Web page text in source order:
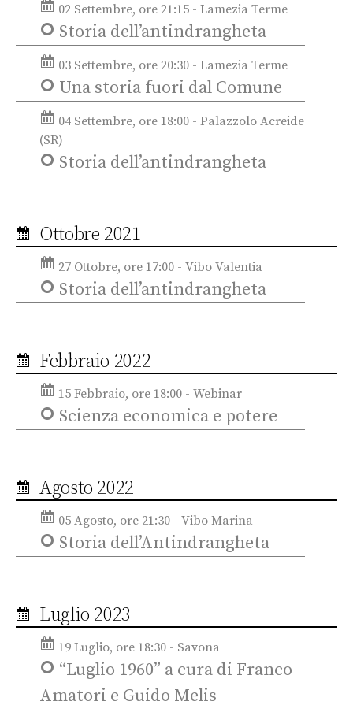
02 Settembre, ore 21:15 - Lamezia Terme
Storia dell’antindrangheta
03 Settembre, ore 20:30 - Lamezia Terme
Una storia fuori dal Comune
04 Settembre, ore 18:00 - Palazzolo Acreide
(SR)
Storia dell’antindrangheta
Ottobre 2021
27 Ottobre, ore 17:00 - Vibo Valentia
Storia dell’antindrangheta
Febbraio 2022
15 Febbraio, ore 18:00 - Webinar
Scienza economica e potere
Agosto 2022
05 Agosto, ore 21:30 - Vibo Marina
Storia dell’Antindrangheta
Luglio 2023
19 Luglio, ore 18:30 - Savona
“Luglio 1960” a cura di Franco
Amatori e Guido Melis